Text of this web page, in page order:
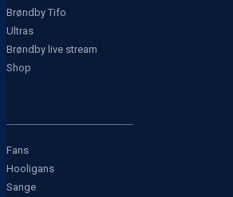
Brøndby Tifo
Ultras
Brøndby live stream
Shop
Fans
Hooligans
Sange